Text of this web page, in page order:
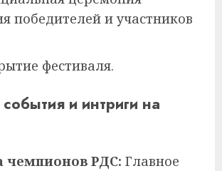
победителей и участников
фестиваля.
и интриги на
чемпионов РДС: Главное